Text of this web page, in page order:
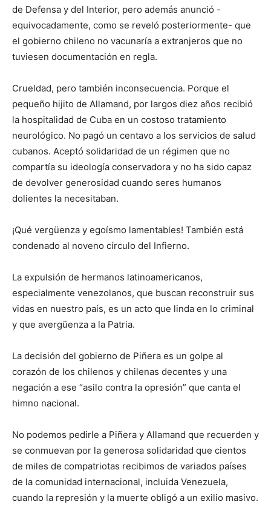
de Defensa y del Interior, pero además anunció -
equivocadamente, como se reveló posteriormente- que
el gobierno chileno no vacunaría a extranjeros que no
tuviesen documentación en regla.
Crueldad, pero también inconsecuencia. Porque el
pequeño hijito de Allamand, por largos diez años recibió
la hospitalidad de Cuba en un costoso tratamiento
neurológico. No pagó un centavo a los servicios de salud
cubanos. Aceptó solidaridad de un régimen que no
compartía su ideología conservadora y no ha sido capaz
de devolver generosidad cuando seres humanos
dolientes la necesitaban.
¡Qué vergüenza y egoísmo lamentables! También está
condenado al noveno círculo del Infierno.
La expulsión de hermanos latinoamericanos,
especialmente venezolanos, que buscan reconstruir sus
vidas en nuestro país, es un acto que linda en lo criminal
y que avergüenza a la Patria.
La decisión del gobierno de Piñera es un golpe al
corazón de los chilenos y chilenas decentes y una
negación a ese “asilo contra la opresión” que canta el
himno nacional.
No podemos pedirle a Piñera y Allamand que recuerden y
se conmuevan por la generosa solidaridad que cientos
de miles de compatriotas recibimos de variados países
de la comunidad internacional, incluida Venezuela,
cuando la represión y la muerte obligó a un exilio masivo.